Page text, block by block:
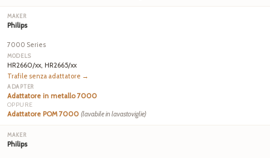
Philips
7000 Series
HR2660/xx, HR2665/xx
Trafile senza adattatore →
Adattatore in metallo 7000
OPPURE
Adattatore POM 7000 (lavabile in lavastoviglie)
Philips